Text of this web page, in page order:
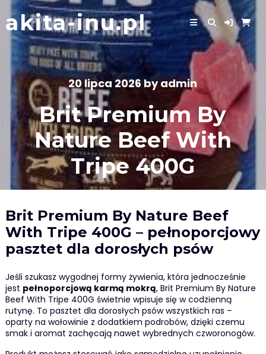
Skip
to
content
akita-inu.pl
20 lipca 2026byadmin
Brit Premium By
Nature Beef With
Tripe 400G
Brit Premium By Nature Beef
With Tripe 400G – pełnoporcjowy
pasztet dla dorosłych psów
Jeśli szukasz wygodnej formy żywienia, która jednocześnie
jest pełnoporcjową karmą mokrą, Brit Premium By Nature
Beef With Tripe 400G świetnie wpisuje się w codzienną
rutynę. To pasztet dla dorosłych psów wszystkich ras –
oparty na wołowinie z dodatkiem podrobów, dzięki czemu
smak i aromat zachęcają nawet wybrednych czworonogów.